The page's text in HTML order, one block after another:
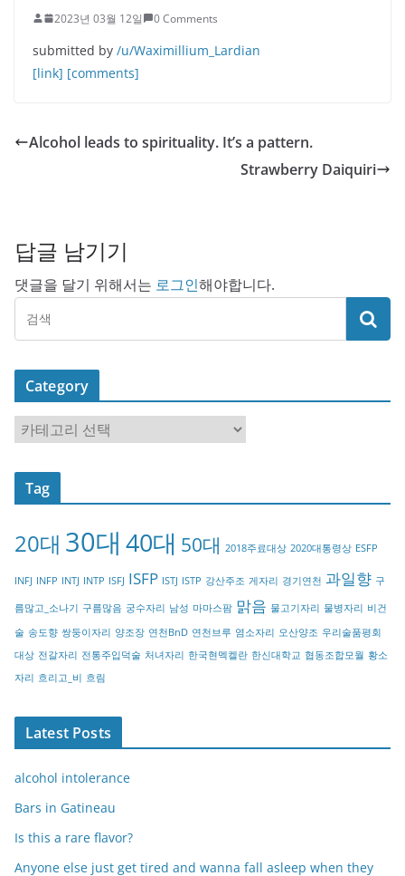
2023년 03월 12일 0 Comments
submitted by /u/Waximillium_Lardian
[link] [comments]
Alcohol leads to spirituality. It’s a pattern.
Strawberry Daiquiri
답글 남기기
댓글을 달기 위해서는 로그인해야합니다.
Category
a
t
o
y
Tag
20대 30대 40대 50대 2018주료대상 2020대통령상 ESFP
INFJ INFP INTJ INTP ISFJ ISFP ISTJ ISTP 강산주조 게자리 경기연천 과일향 구
름많고_소나기 구름많음 궁수자리 남성 마마스팜 맑음 물고기자리 물병자리 비건
술 송도향 쌍둥이자리 양조장 연천BnD 연천브루 염소자리 오산양조 우리술품평회
대상 전갈자리 전통주입덕술 처녀자리 한국현멕켈란 한신대학교 협동조합모월 황소
자리 흐리고_비 흐림
Latest Posts
alcohol intolerance
Bars in Gatineau
Is this a rare flavor?
Anyone else just get tired and wanna fall asleep when they